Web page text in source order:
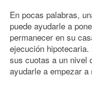
En pocas palabras,
puede ayudarle a
permanecer en su
ejecución
sus cuotas a un nivel
ayudarle a empezar